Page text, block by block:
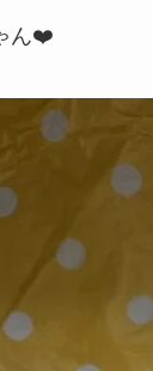
ん❤️